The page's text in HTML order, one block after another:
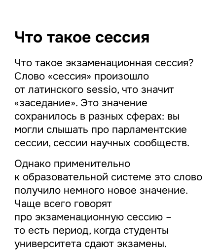
Что такое сессия
Что такое экзаменационная сессия?
Слово «сессия» произошло
от латинского sessio, что значит
«заседание». Это значение
сохранилось в разных сферах: вы
могли слышать про парламентские
сессии, сессии научных сообществ.
Однако применительно
к образовательной системе это слово
получило немного новое значение.
Чаще всего говорят
про экзаменационную сессию –
то есть период, когда студенты
университета сдают экзамены.